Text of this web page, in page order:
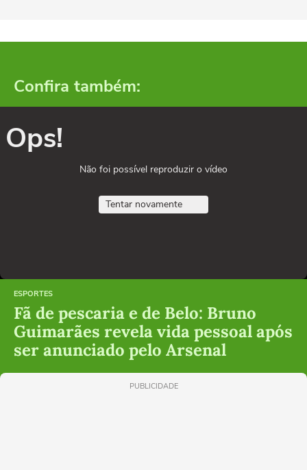
Confira também:
Ops!
Não foi possível reproduzir o vídeo
Tentar novamente
ESPORTES
Fã de pescaria e de Belo: Bruno
Guimarães revela vida pessoal após
ser anunciado pelo Arsenal
PUBLICIDADE